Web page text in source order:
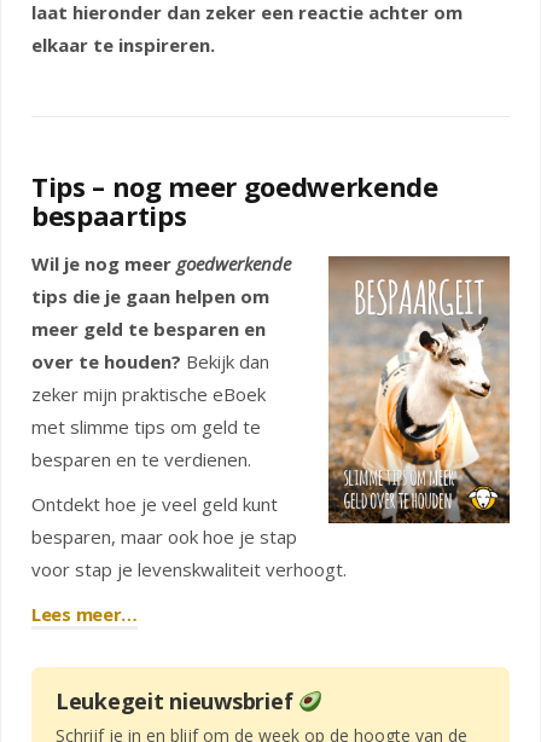
laat hieronder dan zeker een reactie achter om
elkaar te inspireren.
Tips – nog meer goedwerkende
bespaartips
Wil je nog meer goedwerkende
tips die je gaan helpen om
meer geld te besparen en
over te houden? Bekijk dan
zeker mijn praktische eBoek
met slimme tips om geld te
besparen en te verdienen.
Ontdekt hoe je veel geld kunt
besparen, maar ook hoe je stap
voor stap je levenskwaliteit verhoogt.
Lees meer…
Leukegeit nieuwsbrief
Schrijf je in en blijf om de week op de hoogte van de